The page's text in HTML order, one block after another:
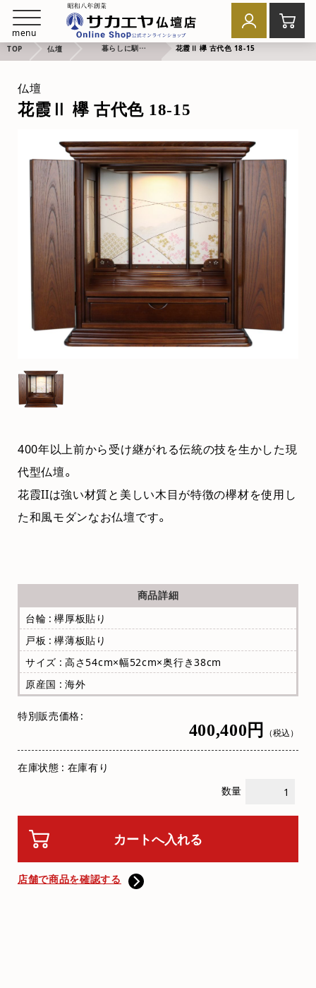
menu
TOP 仏壇 暮らしに馴染む身近なお祈り 花霞Ⅱ 欅 古代色 18-15
仏壇
花霞Ⅱ 欅 古代色 18-15
400年以上前から受け継がれる伝統の技を生かした現
代型仏壇。
花霞IIは強い材質と美しい木目が特徴の欅材を使用し
た和風モダンなお仏壇です。
商品詳細
台輪 : 欅厚板貼り
戸板 : 欅薄板貼り
サイズ : 高さ54cm×幅52cm×奥行き38cm
原産国 : 海外
特別販売価格
400,400円 （税込）
在庫状態 : 在庫有り
数量
店舗で商品を確認する